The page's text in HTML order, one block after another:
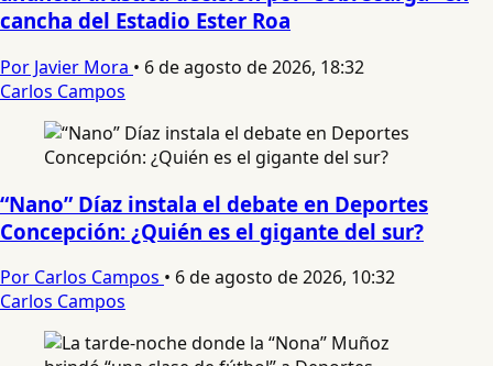
cancha del Estadio Ester Roa
Por Javier Mora • 6 de agosto de 2026, 18:32
Carlos Campos
“Nano” Díaz instala el debate en Deportes
Concepción: ¿Quién es el gigante del sur?
Por Carlos Campos • 6 de agosto de 2026, 10:32
Carlos Campos